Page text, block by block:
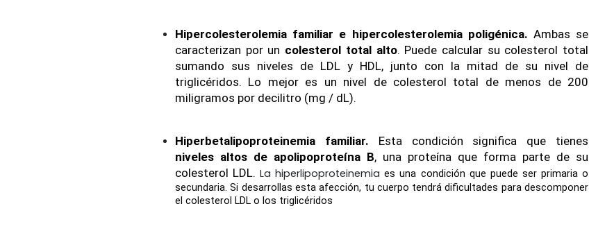
Hipercolesterolemia familiar e hipercolesterolemia poligénica. Ambas se
caracterizan por un colesterol total alto. Puede calcular su colesterol total
sumando sus niveles de LDL y HDL, junto con la mitad de su nivel de
triglicéridos. Lo mejor es un nivel de colesterol total de menos de 200
miligramos por decilitro (mg / dL).
Hiperbetalipoproteinemia familiar.
niveles altos de apolipoproteína B, una proteína que forma parte de su
colesterol LDL. La hiperlipoproteinemia es una condición que puede ser primaria o
secundaria. Si desarrollas esta afección, tu cuerpo tendrá dificultades para descomponer
el colesterol LDL o los triglicéridos